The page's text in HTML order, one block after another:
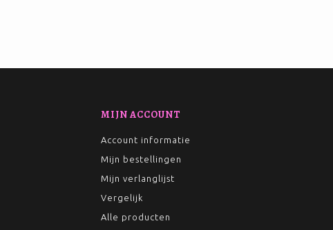
MIJN ACCOUNT
Account informatie
Mijn bestellingen
Mijn verlanglijst
Vergelijk
Alle producten